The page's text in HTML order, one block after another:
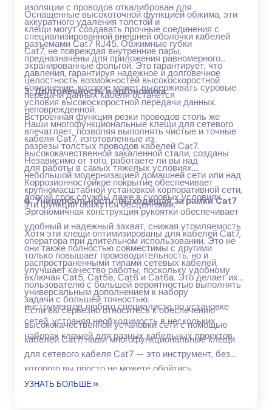
изоляции с проводов откалиброван для
аккуратного удаления толстой и
специализированной внешней оболочки кабелей
Cat7, не повреждая внутренние пары,
экранированные фольгой. Это гарантирует, что
целостность возможностей высокоскоростной
передачи данных кабеля останется
неповрежденной.
Оснащенные высокоточной функцией обжима, эти
клещи могут создавать прочные соединения с
разъемами Cat7 RJ45. Обжимные губки
предназначены для приложения равномерного
давления, гарантируя надежное и долговечное
соединение, которое может выдерживать суровые
условия высокоскоростной передачи данных.
Встроенная функция резки проводов столь же
впечатляет, позволяя выполнять чистые и точные
разрезы толстых проводов кабелей Cat7.
Независимо от того, работаете ли вы над
небольшой модернизацией домашней сети или над
крупномасштабной установкой корпоративной сети,
эти функции окажутся бесценными.
3. Долговечность и эргономика
Наши многофункциональные клещи для сетевого
кабеля Cat7, изготовленные из
высококачественной закаленной стали, созданы
для работы в самых тяжелых условиях.
Коррозионностойкое покрытие обеспечивает
долгий срок службы даже в суровых условиях.
Эргономичная конструкция рукоятки обеспечивает
удобный и надежный захват, снижая утомляемость
оператора при длительном использовании. Это не
только повышает производительность, но и
улучшает качество работы, поскольку удобному
пользователю с большей вероятностью выполнять
задачи с большей точностью.
4. Универсальность, выходящая за рамки Cat7
Хотя эти клещи оптимизированы для кабелей Cat7,
они также полностью совместимы с другими
распространенными типами сетевых кабелей,
включая Cat5, Cat5e, Cat6 и Cat6a. Это делает их
универсальным дополнением к набору
инструментов любого специалиста по установке
сетей, устраняя необходимость в нескольких
наборах клещей для разных кабельных проектов.
Если вы серьезно относитесь к обеспечению
высококачественной установки сети с помощью
кабелей Cat7, наши многофункциональные клещи
для сетевого кабеля Cat7 — это инструмент, без
которого вы просто не можете обойтись.
Инвестируйте в этот незаменимый инструмент
УЗНАТЬ БОЛЬШЕ